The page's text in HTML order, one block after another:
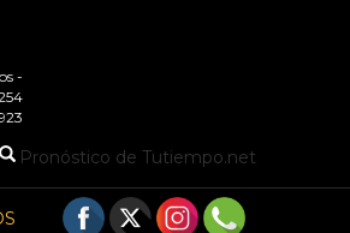
-
Pronóstico de Tutiempo.net